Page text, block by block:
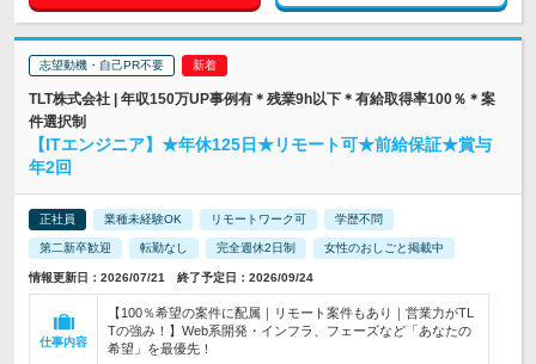
志望動機・自己PR不要
TLT株式会社 | 年収150万UP事例有＊残業9h以下＊有給取得率100％＊案
件選択制
【ITエンジニア】★年休125日★リモート可★前給保証★賞与
年2回
正社員 業種未経験OK リモートワーク可 学歴不問
第二新卒歓迎 転勤なし 完全週休2日制 女性のおしごと掲載中
情報更新日：2026/07/21 終了予定日：2026/09/24
仕事内容
【100％希望の案件に配属｜リモート案件もあり｜営業力がTL
Tの強み！】Web系開発・インフラ、フェーズなど「あなたの
希望」を最優先！